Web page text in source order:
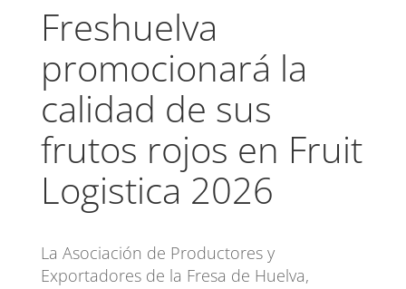
Freshuelva
promocionará la
calidad de sus
frutos rojos en Fruit
Logistica 2026
La Asociación de Productores y
Exportadores de la Fresa de Huelva,